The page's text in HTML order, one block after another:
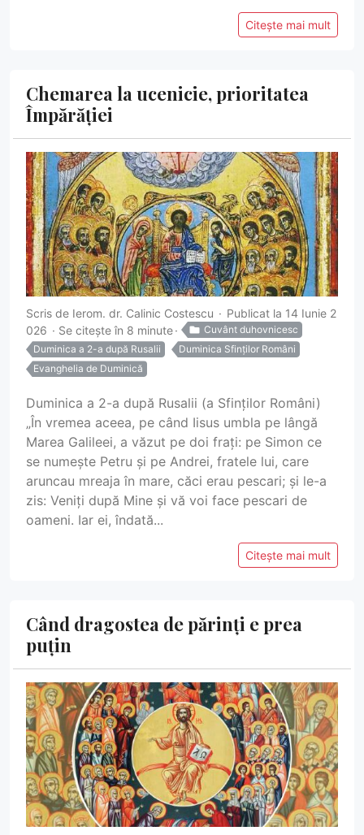
Citește mai mult
Chemarea la ucenicie, prioritatea
Împărăției
Scris de Ierom. dr. Calinic Costescu
Publicat la 14 Iunie 2
026
Se citește în 8 minute
Cuvânt duhovnicesc
Duminica a 2-a după Rusalii
Duminica Sfinților Români
Evanghelia de Duminică
Duminica a 2-a după Rusalii (a Sfinților Români)
„În vremea aceea, pe când Iisus umbla pe lângă
Marea Galileei, a văzut pe doi frați: pe Simon ce
se numește Petru și pe Andrei, fratele lui, care
aruncau mreaja în mare, căci erau pescari; și le-a
zis: Veniți după Mine și vă voi face pescari de
oameni. Iar ei, îndată...
Citește mai mult
Când dragostea de părinți e prea
puțin